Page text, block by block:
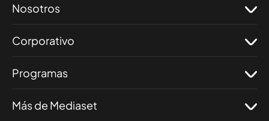
Nosotros
Corporativo
Programas
Más de Mediaset